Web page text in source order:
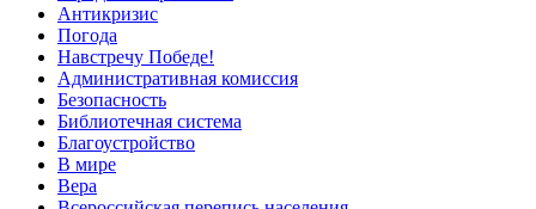
Антикризис
Погода
Навстречу Победе!
Административная комиссия
Безопасность
Библиотечная система
Благоустройство
В мире
Вера